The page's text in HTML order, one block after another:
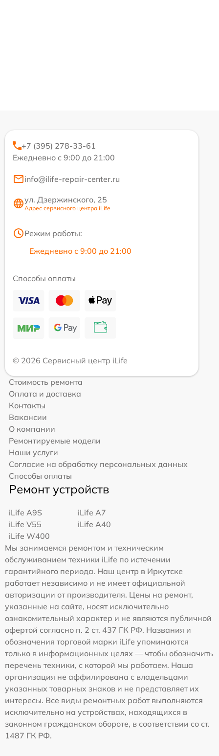
+7 (395) 278-33-61
Ежедневно с 9:00 до 21:00
info@ilife-repair-center.ru
ул. Дзержинского, 25
Адрес сервисного центра iLife
Режим работы:
Ежедневно с 9:00 до 21:00
Способы оплаты
© 2026 Сервисный центр iLife
Стоимость ремонта
Оплата и доставка
Контакты
Вакансии
О компании
Ремонтируемые модели
Наши услуги
Согласие на обработку персональных данных
Способы оплаты
Ремонт устройств
iLife A9S
iLife A7
iLife V55
iLife A40
iLife W400
Мы занимаемся ремонтом и техническим
обслуживанием техники iLife по истечении
гарантийного периода. Наш центр в Иркутске
работает независимо и не имеет официальной
авторизации от производителя. Цены на ремонт,
указанные на сайте, носят исключительно
ознакомительный характер и не являются публичной
офертой согласно п. 2 ст. 437 ГК РФ. Названия и
обозначения торговой марки iLife упоминаются
только в информационных целях — чтобы обозначить
перечень техники, с которой мы работаем. Наша
организация не аффилирована с владельцами
указанных товарных знаков и не представляет их
интересы. Все виды ремонтных работ выполняются
исключительно на устройствах, находящихся в
законном гражданском обороте, в соответствии со ст.
1487 ГК РФ.